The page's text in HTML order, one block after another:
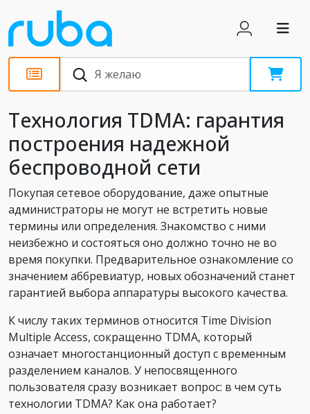
Статьи
Технология TDMA: гарантия
построения надежной
беспроводной сети
Покупая сетевое оборудование, даже опытные
администраторы не могут не встретить новые
термины или определения. Знакомство с ними
неизбежно и состояться оно должно точно не во
время покупки. Предварительное ознакомление со
значением аббревиатур, новых обозначений станет
гарантией выбора аппаратуры высокого качества.
К числу таких терминов относится Time Division
Multiple Access, сокращенно TDMA, который
означает многостанционный доступ с временным
разделением каналов. У непосвященного
пользователя сразу возникает вопрос: в чем суть
технологии TDMA? Как она работает?